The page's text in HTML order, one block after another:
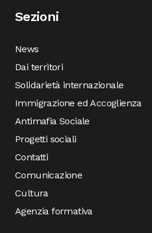
Sezioni
News
Dai territori
Solidarietà internazionale
Immigrazione ed Accoglienza
Antimafia Sociale
Progetti sociali
Contatti
Comunicazione
Cultura
Agenzia formativa